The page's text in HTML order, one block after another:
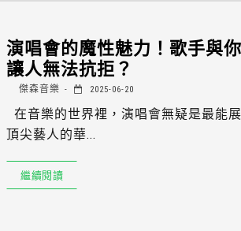
演唱會的魔性魅力！歌手與
讓人無法抗拒？
傑森音樂 2025-06-20
在音樂的世界裡，演唱會無疑是最能
頂尖藝人的華...
繼續閱讀